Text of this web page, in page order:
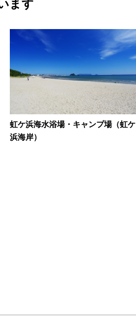
ます
虹ケ浜海水浴場・キャンプ場（虹ケ
浜海岸）